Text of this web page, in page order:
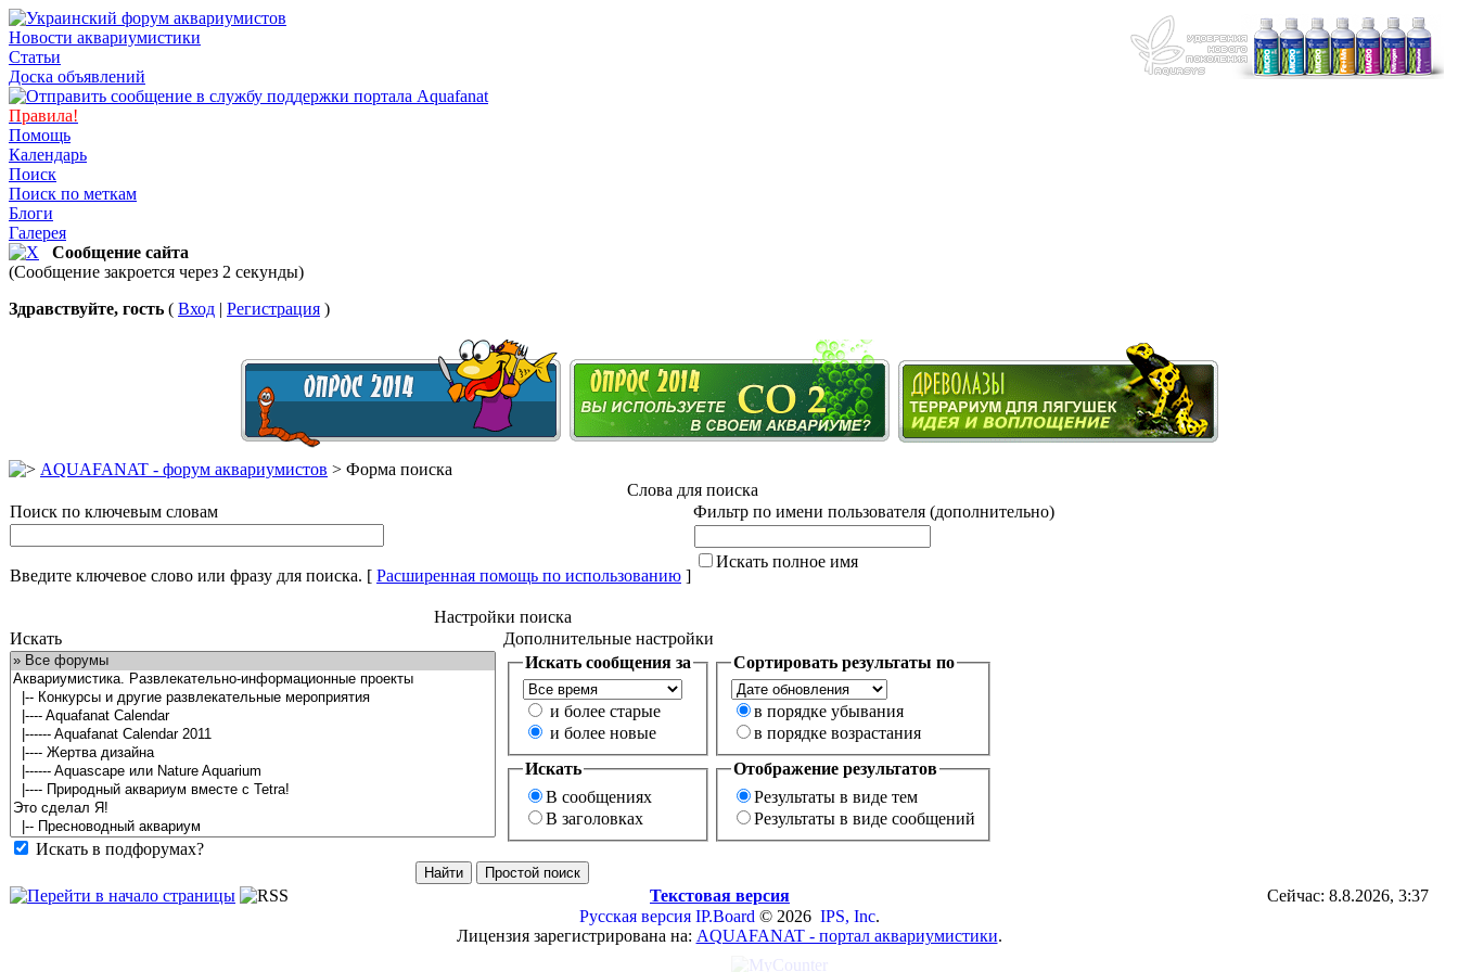
Новости аквариумистики
Статьи
Доска объявлений
Правила!
Помощь
Календарь
Поиск
Поиск по меткам
Блоги
Галерея
Сообщение сайта
(Сообщение закроется через 2 секунды)
Здравствуйте, гость ( Вход | Регистрация )
AQUAFANAT - форум аквариумистов > Форма поиска
Слова для поиска
Поиск по ключевым словам
Фильтр по имени пользователя (дополнительно)
Введите ключевое слово или фразу для поиска. [ Расширенная помощь по использованию ]
Искать полное имя
Настройки поиска
Искать
Дополнительные настройки
Искать в подфорумах?
Искать сообщения за
и более старые
и более новые
Сортировать результаты по
в порядке убывания
в порядке возрастания
Искать
В сообщениях
В заголовках
Отображение результатов
Результаты в виде тем
Результаты в виде сообщений
Текстовая версия
Сейчас: 8.8.2026, 3:37
Русская версия IP.Board © 2026 IPS, Inc.
Лицензия зарегистрирована на: AQUAFANAT - портал аквариумистики.